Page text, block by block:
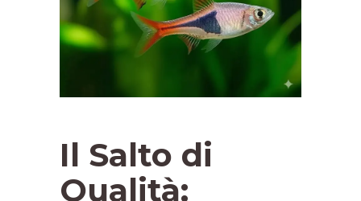
Il Salto di
Qualità: